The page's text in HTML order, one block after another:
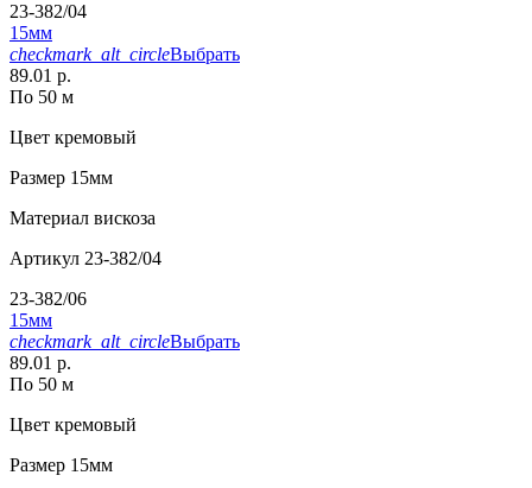
23-382/04
15мм
checkmark_alt_circleВыбрать
89.01 р.
По 50 м
Цвет кремовый
Размер 15мм
Материал вискоза
Артикул 23-382/04
23-382/06
15мм
checkmark_alt_circleВыбрать
89.01 р.
По 50 м
Цвет кремовый
Размер 15мм